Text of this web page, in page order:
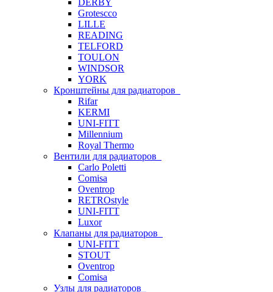
DERBY
Grotescco
LILLE
READING
TELFORD
TOULON
WINDSOR
YORK
Кронштейны для радиаторов
Rifar
KERMI
UNI-FITT
Millennium
Royal Thermo
Вентили для радиаторов
Carlo Poletti
Comisa
Oventrop
RETROstyle
UNI-FITT
Luxor
Клапаны для радиаторов
UNI-FITT
STOUT
Oventrop
Comisa
Узлы для радиаторов